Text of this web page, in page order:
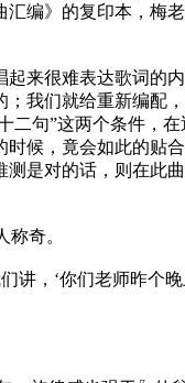
编》的复印本，梅
很难表达歌词的
我们就给重新编配
句”这两个条件，
候，竟会如此的贴
是对的话，则在此
奇。
，‘你们老师昨个